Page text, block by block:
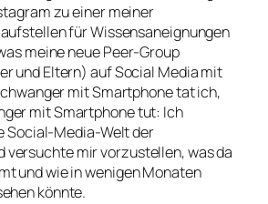
zu einer meiner
für Wissensaneignungen
meine neuePeer-Group
und Eltern) auf Social Media mit
mit Smartphone tat ich,
mit Smartphone tut: Ich
Social-Media-Welt der
versuchte mir vorzustellen, was da
und wie in wenigen Monaten
könnte.